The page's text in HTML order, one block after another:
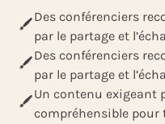
Des conférenciers
par le partage et
Des conférenciers
par le partage et
Un contenu exigeant
compréhensible pour